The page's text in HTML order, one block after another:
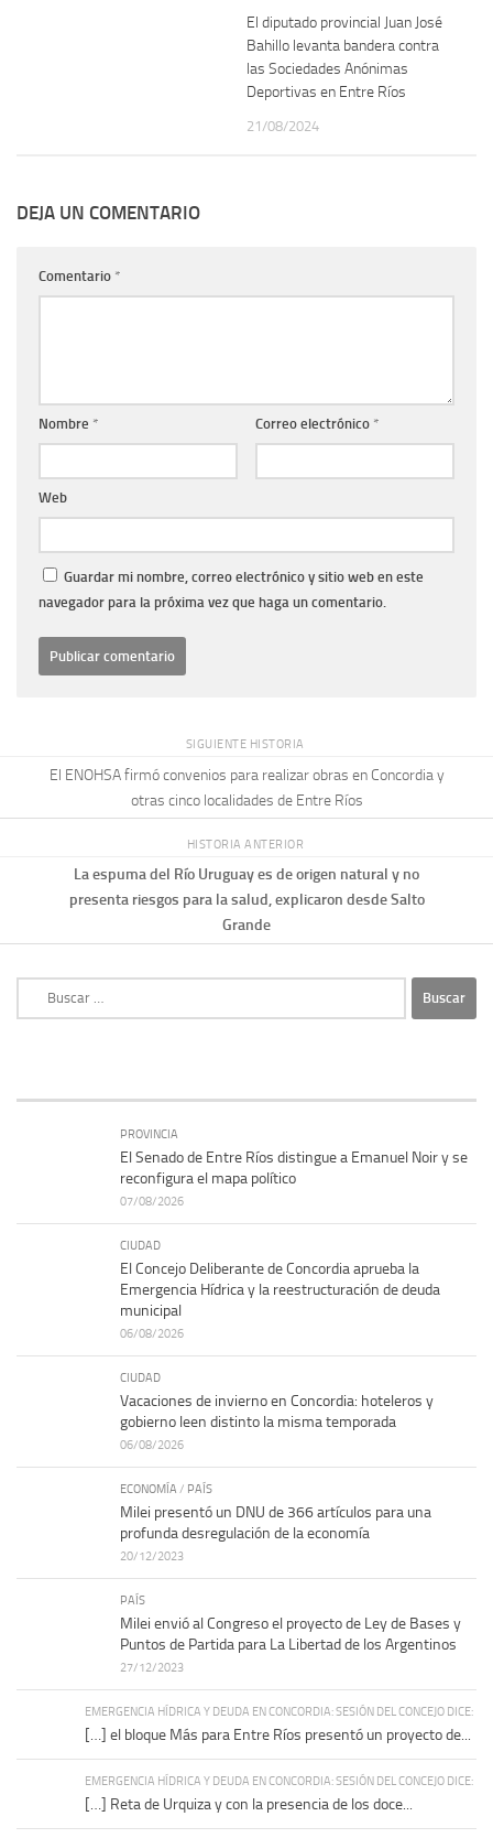
El diputado provincial Juan José
Bahillo levanta bandera contra
las Sociedades Anónimas
Deportivas en Entre Ríos
21/08/2024
DEJA UN COMENTARIO
Comentario *
Nombre * Correo electrónico *
Web
Guardar mi nombre, correo electrónico y sitio web en este
navegador para la próxima vez que haga un comentario.
SIGUIENTE HISTORIA
El ENOHSA firmó convenios para realizar obras en Concordia y
otras cinco localidades de Entre Ríos
HISTORIA ANTERIOR
La espuma del Río Uruguay es de origen natural y no
presenta riesgos para la salud, explicaron desde Salto
Grande
PROVINCIA
El Senado de Entre Ríos distingue a Emanuel Noir y se
reconfigura el mapa político
07/08/2026
CIUDAD
El Concejo Deliberante de Concordia aprueba la
Emergencia Hídrica y la reestructuración de deuda
municipal
06/08/2026
CIUDAD
Vacaciones de invierno en Concordia: hoteleros y
gobierno leen distinto la misma temporada
06/08/2026
ECONOMÍA / PAÍS
Milei presentó un DNU de 366 artículos para una
profunda desregulación de la economía
20/12/2023
PAÍS
Milei envió al Congreso el proyecto de Ley de Bases y
Puntos de Partida para La Libertad de los Argentinos
27/12/2023
EMERGENCIA HÍDRICA Y DEUDA EN CONCORDIA: SESIÓN DEL CONCEJO DICE:
[…] el bloque Más para Entre Ríos presentó un proyecto de...
EMERGENCIA HÍDRICA Y DEUDA EN CONCORDIA: SESIÓN DEL CONCEJO DICE:
[…] Reta de Urquiza y con la presencia de los doce...